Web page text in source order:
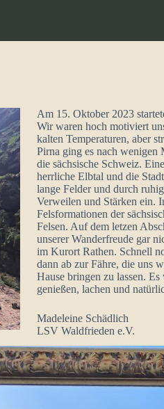
Am 15. Oktober 2023
Wir waren hoch motiviert
kalten Temperaturen, aber
Pirna ging es nach wenigen
die sächsische Schweiz.
herrliche Elbtal und die
lange Felder und durch
Verweilen und Stärken ein.
Felsformationen der
Felsen. Auf dem letzen
unserer Wanderfreude gar
im Kurort Rathen. Schnell
dann ab zur Fähre, die uns
Hause bringen zu lassen.
genießen, lachen und
Madeleine Schädlich
LSV Waldfrieden e.V.